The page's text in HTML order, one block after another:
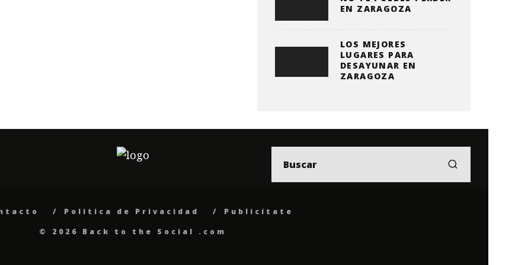
EN ZARAGOZA
LOS MEJORES
LUGARES PARA
DESAYUNAR EN
ZARAGOZA
Politica de Privacidad
Publicítate
© 2026 Back to the Social .com